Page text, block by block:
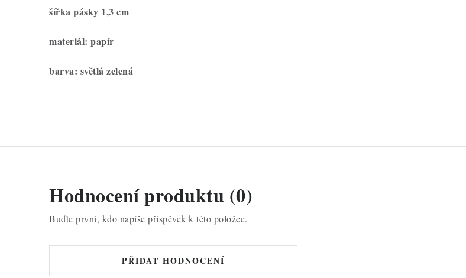
šířka pásky 1,3 cm
materiál: papír
barva: světlá zelená
Hodnocení produktu (0)
Buďte první, kdo napíše příspěvek k této položce.
PŘIDAT HODNOCENÍ